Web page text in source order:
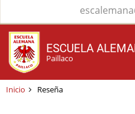
al
contenido
principal
ESCUELA
Paillaco
Inicio Reseña